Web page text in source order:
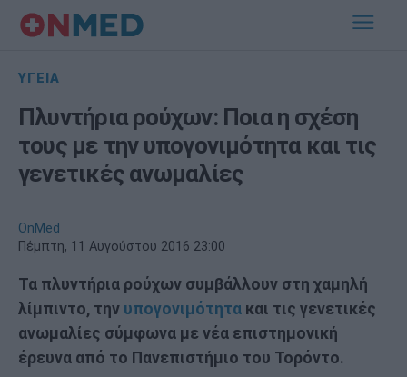
ΥΓΕΙΑ
Πλυντήρια ρούχων: Ποια η σχέση
τους με την υπογονιμότητα και τις
γενετικές ανωμαλίες
OnMed
Πέμπτη, 11 Αυγούστου 2016 23:00
Τα πλυντήρια ρούχων συμβάλλουν στη χαμηλή
λίμπιντο, την υπογονιμότητα και τις γενετικές
ανωμαλίες σύμφωνα με νέα επιστημονική
έρευνα από το Πανεπιστήμιο του Τορόντο.